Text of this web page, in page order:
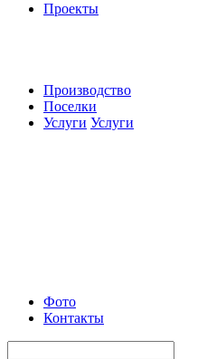
Проекты
Производство
Поселки
Услуги Услуги
Фото
Контакты